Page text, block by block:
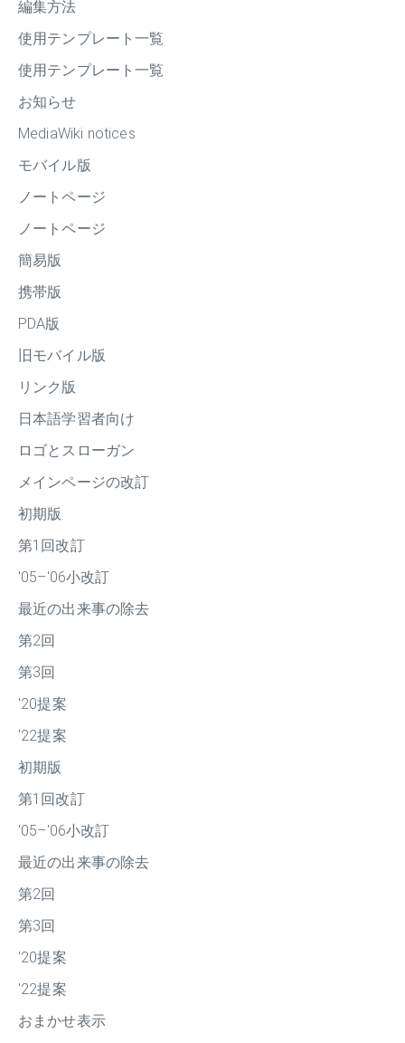
編集方法
使用テンプレート一覧
使用テンプレート一覧
お知らせ
MediaWiki notices
モバイル版
ノートページ
ノートページ
簡易版
携帯版
PDA版
旧モバイル版
リンク版
日本語学習者向け
ロゴとスローガン
メインページの改訂
初期版
第1回改訂
'05–'06小改訂
最近の出来事の除去
第2回
第3回
'20提案
'22提案
初期版
第1回改訂
'05–'06小改訂
最近の出来事の除去
第2回
第3回
'20提案
'22提案
おまかせ表示